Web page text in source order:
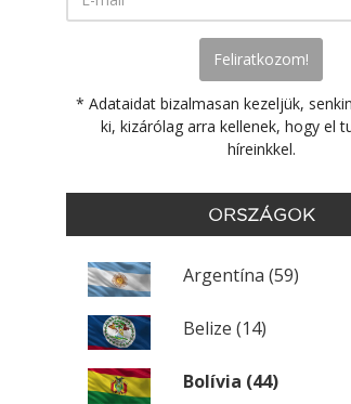
* Adataidat bizalmasan kezeljük,
ki, kizárólag arra kellenek, hogy el
híreinkkel.
ORSZÁGOK
Argentína (59)
Belize (14)
Bolívia (44)